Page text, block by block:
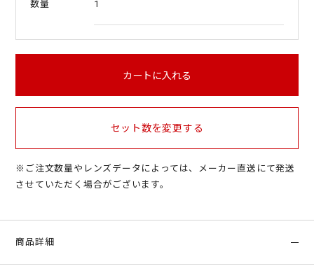
数量 1
カートに入れる
セット数を変更する
※ご注文数量やレンズデータによっては、メーカー直送にて発送
させていただく場合がございます。
商品詳細